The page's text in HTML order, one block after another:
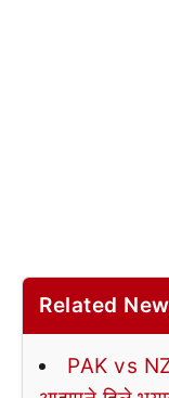
Related
PAK vs